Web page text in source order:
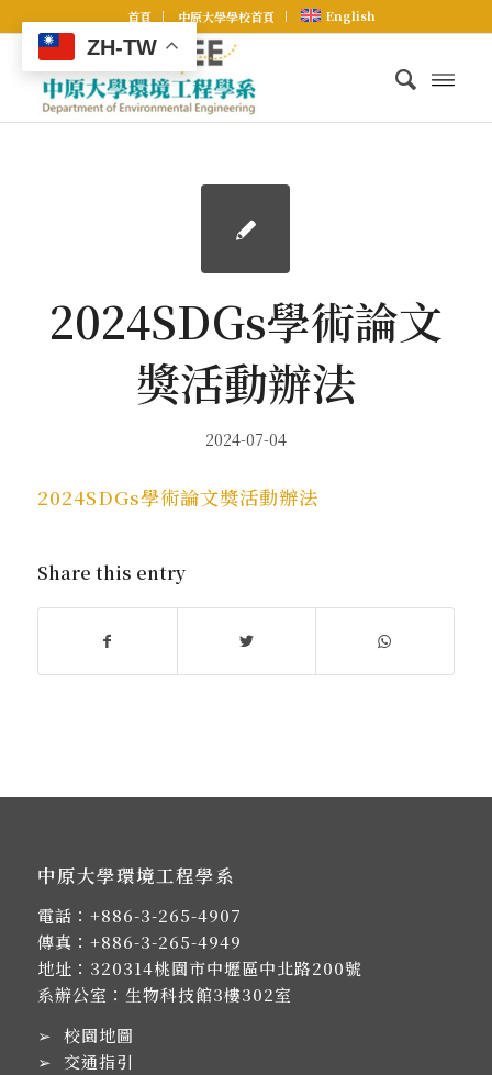
首頁 中原大學學校首頁 English
2024SDGs學術論文
獎活動辦法
2024-07-04
2024SDGs學術論文獎活動辦法
Share this entry
中原大學環境工程學系
電話： +886-3-265-4907
傳真：+886-3-265-4949
地址： 320314桃園市中壢區中北路200號
系辦公室：生物科技館3樓302室
➢ 校園地圖
➢ 交通指引
ZH-TW